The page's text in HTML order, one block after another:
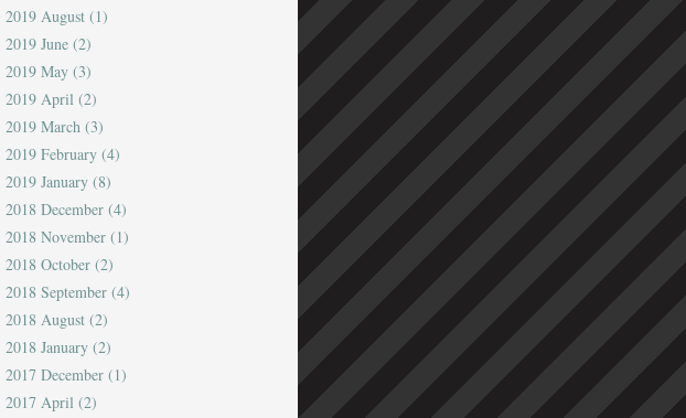
2019 August (1)
2019 June (2)
2019 May (3)
2019 April (2)
2019 March (3)
2019 February (4)
2019 January (8)
2018 December (4)
2018 November (1)
2018 October (2)
2018 September (4)
2018 August (2)
2018 January (2)
2017 December (1)
2017 April (2)